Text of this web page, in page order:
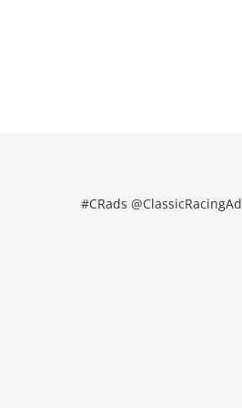
#CRads @ClassicRacingAd